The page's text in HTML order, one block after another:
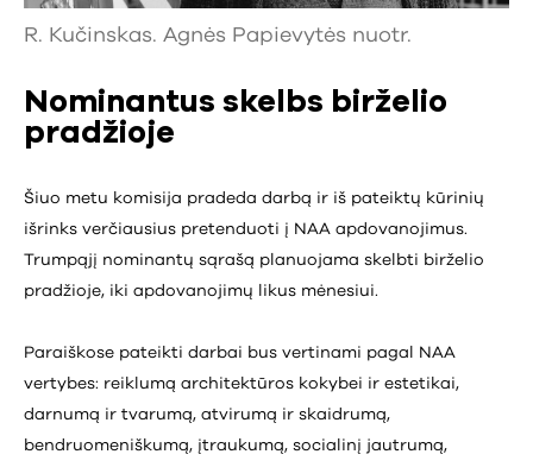
R. Kučinskas. Agnės Papievytės nuotr.
Nominantus skelbs birželio
pradžioje
Šiuo metu komisija pradeda darbą ir iš pateiktų kūrinių
išrinks verčiausius pretenduoti į NAA apdovanojimus.
Trumpąjį nominantų sąrašą planuojama skelbti birželio
pradžioje, iki apdovanojimų likus mėnesiui.
Paraiškose pateikti darbai bus vertinami pagal NAA
vertybes: reiklumą architektūros kokybei ir estetikai,
darnumą ir tvarumą, atvirumą ir skaidrumą,
bendruomeniškumą, įtraukumą, socialinį jautrumą,